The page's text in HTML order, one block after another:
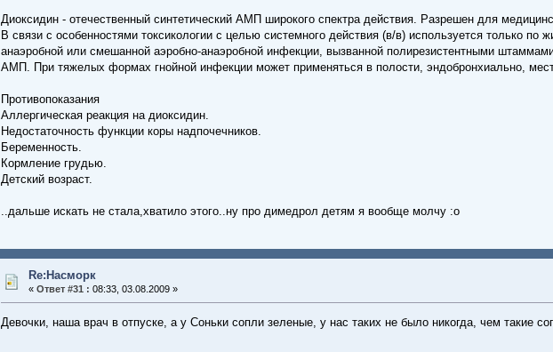
Диоксидин - отечественный синтетический АМП широкого спектра действия. Разрешен для
В связи с особенностями токсикологии с целью системного действия (в/в) используется только
анаэробной или смешанной аэробно-анаэробной инфекции, вызванной полирезистентными
АМП. При тяжелых формах гнойной инфекции может применяться в полости, эндобронхиально,
Противопоказания
Аллергическая реакция на диоксидин.
Недостаточность функции коры надпочечников.
Беременность.
Кормление грудью.
Детский возраст.
..дальше искать не стала,хватило этого..ну про димедрол детям я вообще молчу :o
Re:Насморк
« Ответ #31 : 08:33, 03.08.2009 »
Девочки, наша врач в отпуске, а у Соньки сопли зеленые, у нас таких не было никогда, чем такие